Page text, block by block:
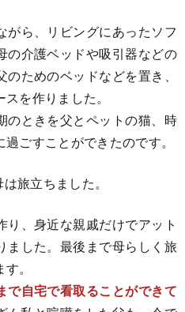
がら、リビングにあったソフ
の介護ベッドや吸引器などの
ためのベッドなどを置き、
を作りました。
のときを父とペットの猫、時
ごすことができたのです。
旅立ちました。
、身近な親戚だけでアット
ました。最後まで母らしく旅
。
で自宅で看取ることができて